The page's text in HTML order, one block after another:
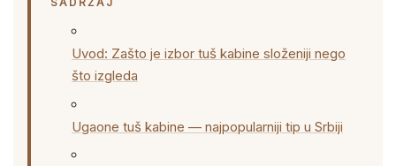
Uvod: Zašto je izbor tuš kabine složeniji nego
što izgleda
Ugaone tuš kabine — najpopularniji tip u Srbiji